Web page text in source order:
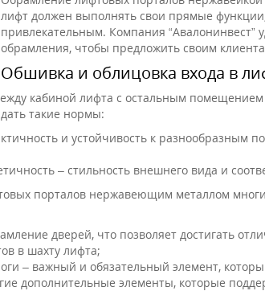
лифт должен выполнять свои прямые
привлекательным. Компания “Авалонинвест”
обрамления, чтобы предложить своим
Обшивка и облицовка входа в
кабиной лифта с остальным
такие нормы:
и устойчивость к разнообразным
– стильность внешнего вида и
порталов нержавеющим металлом
дверей, что позволяет достигать
в шахту лифта;
– важный и обязательный элемент,
дополнительные элементы, которые